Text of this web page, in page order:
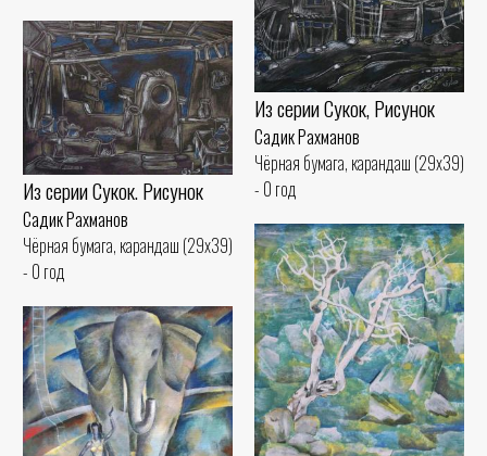
Из серии Сукок, Рисунок
Садик Рахманов
Чёрная бумага, карандаш (29x39)
- 0 год
Из серии Сукок. Рисунок
Садик Рахманов
Чёрная бумага, карандаш (29x39)
- 0 год